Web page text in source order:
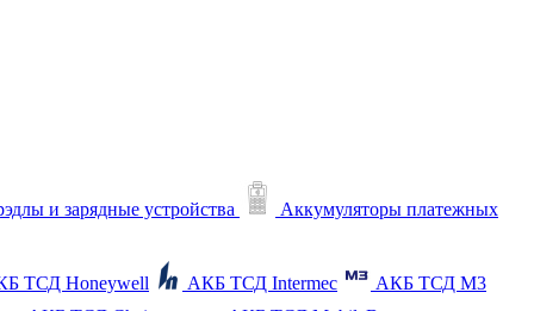
и зарядные устройства
Аккумуляторы платежных
ТСД Honeywell АКБ ТСД Intermec
АКБ ТСД M3